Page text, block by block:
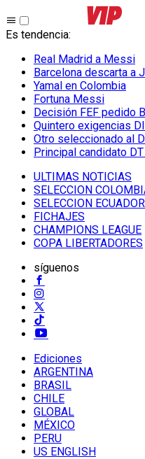
Es tendencia:
Real Madrid a Messi
Barcelona descarta a
Yamal en Colombia
Fortuna Messi
Decisión FEF pedido
Quintero exigencias
Otro seleccionado al
Principal candidato
ULTIMAS NOTICIAS
SELECCION
SELECCION ECUADOR
FICHAJES
CHAMPIONS LEAGUE
COPA LIBERTADORES
síguenos
Ediciones
ARGENTINA
BRASIL
CHILE
GLOBAL
MÉXICO
PERU
US ENGLISH